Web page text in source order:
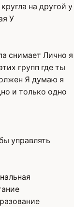
на другой у
У
снимает Лично я
групп где ты
Я думаю я
и только одно
управлять